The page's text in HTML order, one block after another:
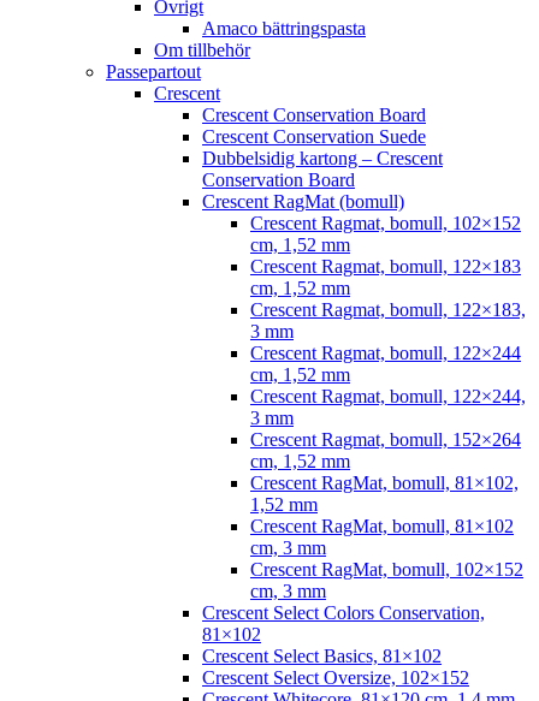
Övrigt
Amaco bättringspasta
Om tillbehör
Passepartout
Crescent
Crescent Conservation Board
Crescent Conservation Suede
Dubbelsidig kartong – Crescent
Conservation Board
Crescent RagMat (bomull)
Crescent Ragmat, bomull, 102×152
cm, 1,52 mm
Crescent Ragmat, bomull, 122×183
cm, 1,52 mm
Crescent Ragmat, bomull, 122×183,
3 mm
Crescent Ragmat, bomull, 122×244
cm, 1,52 mm
Crescent Ragmat, bomull, 122×244,
3 mm
Crescent Ragmat, bomull, 152×264
cm, 1,52 mm
Crescent RagMat, bomull, 81×102,
1,52 mm
Crescent RagMat, bomull, 81×102
cm, 3 mm
Crescent RagMat, bomull, 102×152
cm, 3 mm
Crescent Select Colors Conservation,
81×102
Crescent Select Basics, 81×102
Crescent Select Oversize, 102×152